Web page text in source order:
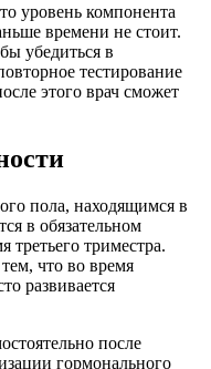
уровень компонента
времени не стоит.
убедиться в
тестирование
этого врач сможет
пола, находящимся в
в обязательном
третьего триместра.
что во время
развивается
после
гормонального